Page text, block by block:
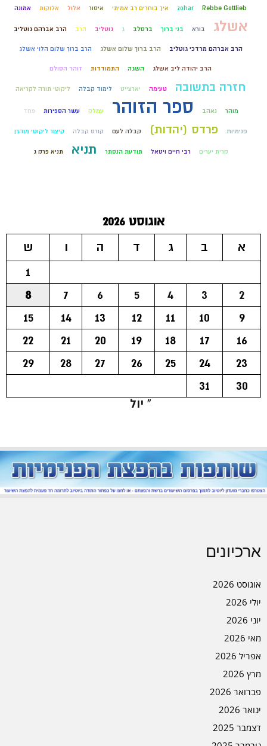
Rebbe Gottlieb
zohar איך בוחרים רב אמיתי איסור אלול אלוקות אמונה
אשלג בורא בני ברוך ברסלב ג גוטליב הרב הרב אברהם גוטליב
הרב אברהם מרדכי גוטליב הרב ברוך שלום אשלג הרב ברוך שלום הלוי אשלג
הרב יהודה ליב אשלג השגה התמודדות זוהר הסולם
חזרה בתשובה טעימה יארצייט לימוד קבלה ליקוטי תורה לקריאה
מוהר נאהב ספר הזוהר עמלק עשר הספירות פחד
פנימיות פרדס (יהדות) קבלה לעם קורס קבלה קיצור ליקוטי מוהרן
קרית יערים רבי חיים ויטאל תודעת הנסתר תניא תניא פרק ג
אוגוסט 2026
א
ב ג ד ה ו
ש
1
2
3
4
5
6
7
8
9
10
11
12
13
14
15
16
17
18
19
20
21
22
23
24
25
26
27
28
29
30
31
« יול
ארכיונים
אוגוסט 2026
יולי 2026
יוני 2026
מאי 2026
אפריל 2026
מרץ 2026
פברואר 2026
ינואר 2026
דצמבר 2025